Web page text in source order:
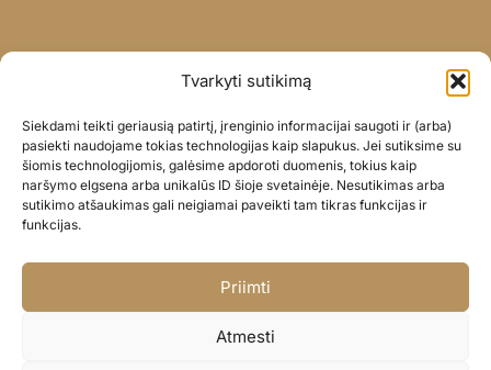
Tvarkyti sutikimą
Siekdami teikti geriausią patirtį, įrenginio informacijai saugoti ir (arba)
pasiekti naudojame tokias technologijas kaip slapukus. Jei sutiksime su
šiomis technologijomis, galėsime apdoroti duomenis, tokius kaip
naršymo elgsena arba unikalūs ID šioje svetainėje. Nesutikimas arba
sutikimo atšaukimas gali neigiamai paveikti tam tikras funkcijas ir
funkcijas.
Priimti
Atmesti
Didmena
Darbų portfolio
Privatumo politika
Parduotuvės politika